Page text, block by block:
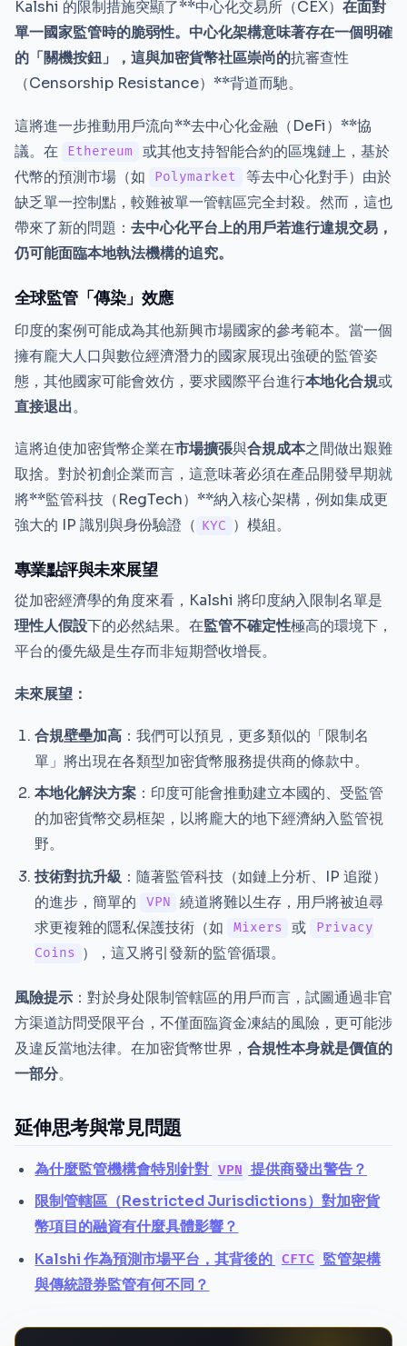
Kalshi 的限制措施突顯了**中心化交易所（CEX） 在面對
單一國家監管時的脆弱性。中心化架構意味著存在一個明確
的「關機按鈕」，這與加密貨幣社區崇尚的抗審查性
（Censorship Resistance）**背道而馳。
這將進一步推動用戶流向**去中心化金融（DeFi）**協
議。在
Ethereum
或其他支持智能合約的區塊鏈上，基於
代幣的預測市場（如
Polymarket
等去中心化對手）由於
缺乏單一控制點，較難被單一管轄區完全封殺。然而，這也
帶來了新的問題： 去中心化平台上的用戶若進行違規交易，
仍可能面臨本地執法機構的追究。
全球監管「傳染」效應
印度的案例可能成為其他新興市場國家的參考範本。當一個
擁有龐大人口與數位經濟潛力的國家展現出強硬的監管姿
態，其他國家可能會效仿，要求國際平台進行本地化合規或
直接退出。
這將迫使加密貨幣企業在市場擴張與合規成本之間做出艱難
取捨。對於初創企業而言，這意味著必須在產品開發早期就
將**監管科技（RegTech）**納入核心架構，例如集成更
強大的 IP 識別與身份驗證（ KYC ）模組。
專業點評與未來展望
從加密經濟學的角度來看，Kalshi 將印度納入限制名單是
理性人假設下的必然結果。在監管不確定性極高的環境下，
平台的優先級是生存而非短期營收增長。
未來展望：
合規壁壘加高 ：我們可以預見，更多類似的「限制名
單」將出現在各類型加密貨幣服務提供商的條款中。
本地化解決方案 ：印度可能會推動建立本國的、受監管
的加密貨幣交易框架，以將龐大的地下經濟納入監管視
野。
技術對抗升級 ：隨著監管科技（如鏈上分析、IP 追蹤）
的進步，簡單的
VPN
繞道將難以生存，用戶將被迫尋
求更複雜的隱私保護技術（如
Mixers 或
Privacy
Coins ），這又將引發新的監管循環。
風險提示 ：對於身处限制管轄區的用戶而言，試圖通過非官
方渠道訪問受限平台，不僅面臨資金凍結的風險，更可能涉
及違反當地法律。在加密貨幣世界， 合規性本身就是價值的
一部分。
延伸思考與常見問題
為什麼監管機構會特別針對 VPN 提供商發出警告？
限制管轄區（Restricted Jurisdictions）對加密貨
幣項目的融資有什麼具體影響？
Kalshi 作為預測市場平台，其背後的 CFTC
監管架構
與傳統證券監管有何不同？